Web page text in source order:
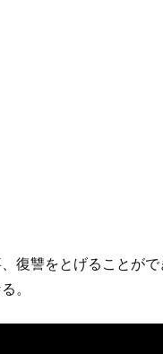
復讐をとげることが
。